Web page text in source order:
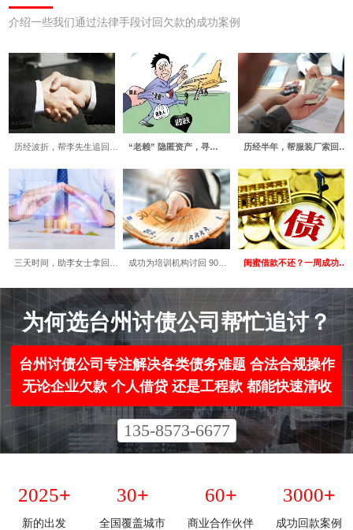
介绍一些我们通过法律手段讨回欠款的成功案例
历经波折，帮李先生追回…
三天时间，助李女士拿回…
“老赖” 隐匿资产，寻…
成功为培训机构讨回 90…
历经半年，帮服装厂索回…
闺蜜借款不还？一周成功…
为何选台州讨债公司帮忙追讨？​
台州讨债公司专注解决各类债务难题 合法合规操作
无论企业欠款 个人借贷 还是工程款 都能快速清收
135-8573-6677
2025+
新的出发
30+
全国覆盖城市
60+
商业合作伙伴
3000+
成功回款案例